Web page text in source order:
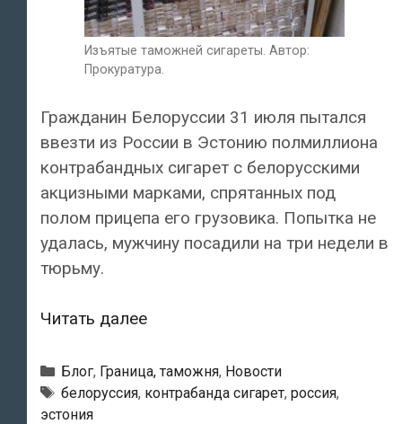
Изъятые таможней сигареты. Автор:
Прокуратура.
Гражданин Белоруссии 31 июля пытался
ввезти из России в Эстонию полмиллиона
контрабандных сигарет c белорусскими
акцизными марками, спрятанных под
полом прицепа его грузовика. Попытка не
удалась, мужчину посадили на три недели в
тюрьму.
Читать далееГражданина
посадили
в
Рубрики
Блог, Граница, таможня, Новости
Метки
белоруссия, контрабанда сигарет, россия,
эстония